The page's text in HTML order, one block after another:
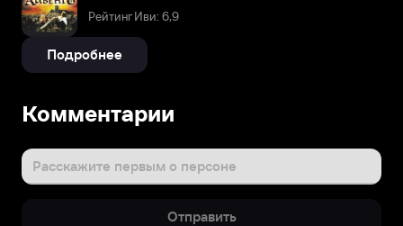
Рейтинг Иви: 6,9
Подробнее
Комментарии
Расскажите первым о персоне
Отправить